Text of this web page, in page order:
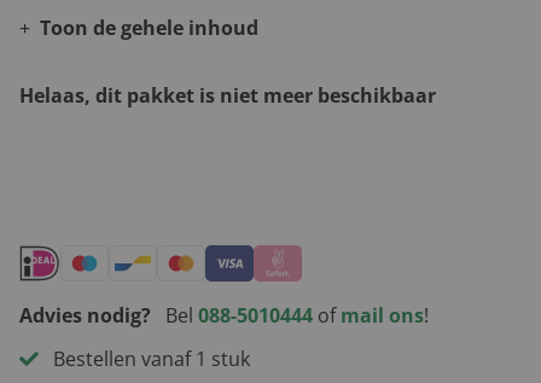
Toon de gehele inhoud
Helaas, dit pakket is niet meer beschikbaar
Advies nodig? Bel 088-5010444 ofmail ons!
Bestellen vanaf 1 stuk